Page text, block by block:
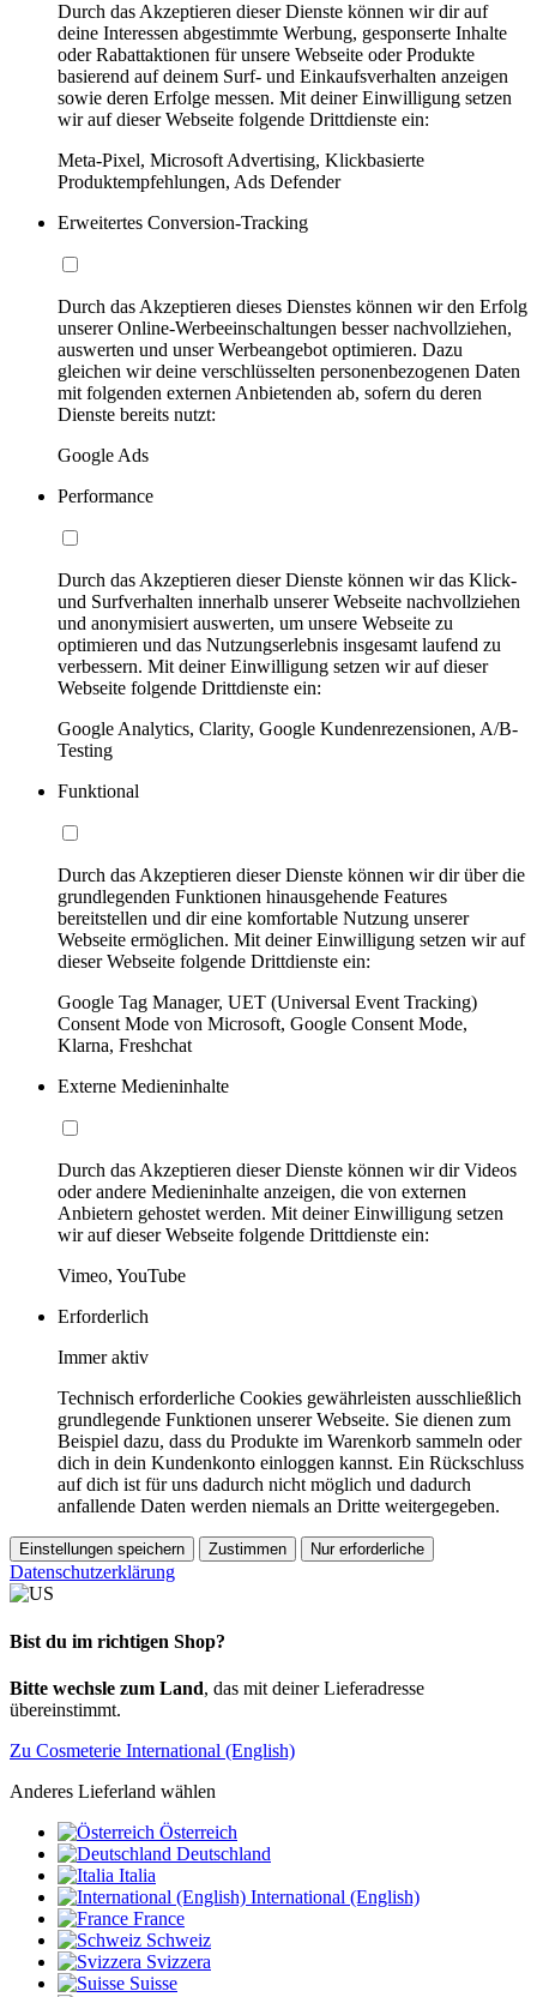
Durch das Akzeptieren dieser Dienste können wir dir auf
deine Interessen abgestimmte Werbung, gesponserte Inhalte
oder Rabattaktionen für unsere Webseite oder Produkte
basierend auf deinem Surf- und Einkaufsverhalten anzeigen
sowie deren Erfolge messen. Mit deiner Einwilligung setzen
wir auf dieser Webseite folgende Drittdienste ein:
Meta-Pixel, Microsoft Advertising, Klickbasierte
Produktempfehlungen, Ads Defender
Erweitertes Conversion-Tracking
Durch das Akzeptieren dieses Dienstes können wir den Erfolg
unserer Online-Werbeeinschaltungen besser nachvollziehen,
auswerten und unser Werbeangebot optimieren. Dazu
gleichen wir deine verschlüsselten personenbezogenen Daten
mit folgenden externen Anbietenden ab, sofern du deren
Dienste bereits nutzt:
Google Ads
Performance
Durch das Akzeptieren dieser Dienste können wir das Klick-
und Surfverhalten innerhalb unserer Webseite nachvollziehen
und anonymisiert auswerten, um unsere Webseite zu
optimieren und das Nutzungserlebnis insgesamt laufend zu
verbessern. Mit deiner Einwilligung setzen wir auf dieser
Webseite folgende Drittdienste ein:
Google Analytics, Clarity, Google Kundenrezensionen, A/B-
Testing
Funktional
Durch das Akzeptieren dieser Dienste können wir dir über die
grundlegenden Funktionen hinausgehende Features
bereitstellen und dir eine komfortable Nutzung unserer
Webseite ermöglichen. Mit deiner Einwilligung setzen wir auf
dieser Webseite folgende Drittdienste ein:
Google Tag Manager, UET (Universal Event Tracking)
Consent Mode von Microsoft, Google Consent Mode,
Klarna, Freshchat
Externe Medieninhalte
Durch das Akzeptieren dieser Dienste können wir dir Videos
oder andere Medieninhalte anzeigen, die von externen
Anbietern gehostet werden. Mit deiner Einwilligung setzen
wir auf dieser Webseite folgende Drittdienste ein:
Vimeo, YouTube
Erforderlich
Immer aktiv
Technisch erforderliche Cookies gewährleisten ausschließlich
grundlegende Funktionen unserer Webseite. Sie dienen zum
Beispiel dazu, dass du Produkte im Warenkorb sammeln oder
dich in dein Kundenkonto einloggen kannst. Ein Rückschluss
auf dich ist für uns dadurch nicht möglich und dadurch
anfallende Daten werden niemals an Dritte weitergegeben.
Einstellungen speichern Zustimmen Nur erforderliche
Datenschutzerklärung
Bist du im richtigen Shop?
Bitte wechsle zum Land, das mit deiner Lieferadresse
übereinstimmt.
Zu Cosmeterie International (English)
Anderes Lieferland wählen
Österreich
Deutschland
Italia
International (English)
France
Schweiz
Svizzera
Suisse